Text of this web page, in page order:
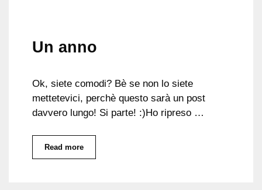
Un anno
Ok, siete comodi? Bè se non lo siete
mettetevici, perchè questo sarà un post
davvero lungo! Si parte! :)Ho ripreso …
Read more